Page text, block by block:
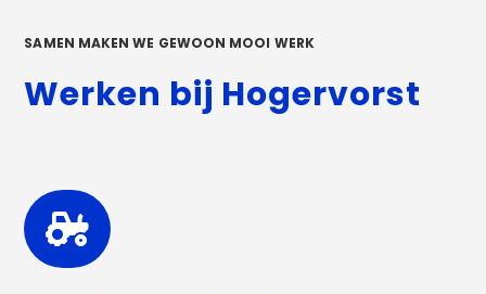
SAMEN MAKEN WE GEWOON MOOI WERK
Werken bij Hogervorst
